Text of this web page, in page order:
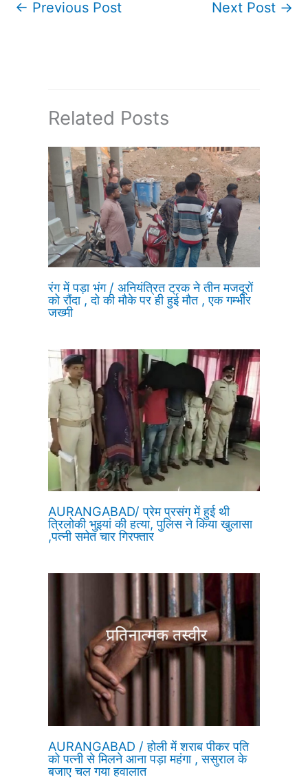
← Previous Post Next Post →
Related Posts
रंग में पड़ा भंग / अनियंत्रित ट्रक ने तीन मजदूरों
को रौंदा , दो की मौके पर ही हुई मौत , एक गम्भीर
जख्मी
AURANGABAD/ प्रेम प्रसंग में हुई थी
त्रिलोकी भुइयां की हत्या, पुलिस ने किया खुलासा
,पत्नी समेत चार गिरफ्तार
AURANGABAD / होली में शराब पीकर पति
को पत्नी से मिलने आना पड़ा महंगा , ससुराल के
बजाए चल गया हवालात